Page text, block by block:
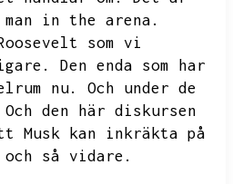
in the arena.
som vi
Den enda som har
nu.
Och under de
Och den här diskursen
Musk kan inkräkta på
och så vidare.